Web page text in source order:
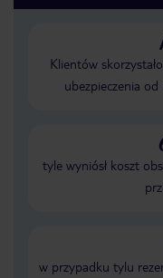
Klientów
ubezpieczenia
tyle wyniósł koszt
w przypadku tylu